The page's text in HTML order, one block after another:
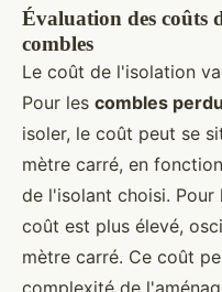
Évaluation des coûts
combles
Le coût de l'isolation
Pour les combles
isoler, le coût peut se
mètre carré, en
de l'isolant choisi. Pour
coût est plus élevé,
mètre carré. Ce coût